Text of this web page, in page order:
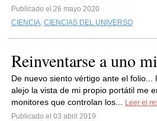
Publicado el 26 mayo 2020
CIENCIA, CIENCIAS DEL UNIVERSO
Reinventarse a uno
De nuevo siento vértigo ante el folio...
alejo la vista de mi propio portátil me
monitores que controlan los...
Leer el
Publicado el 03 abril 2019